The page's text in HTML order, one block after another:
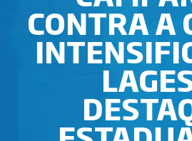
CONTRA A